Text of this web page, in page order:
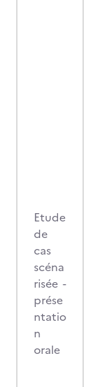
Etude
de
cas
scéna
risée -
prése
ntatio
n
orale